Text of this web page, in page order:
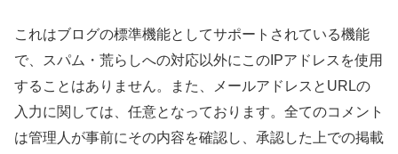
これはブログの標準機能としてサポートされている機能
で、スパム・荒らしへの対応以外にこのIPアドレスを使用
することはありません。また、メールアドレスとURLの
入力に関しては、任意となっております。全てのコメント
は管理人が事前にその内容を確認し、承認した上での掲載